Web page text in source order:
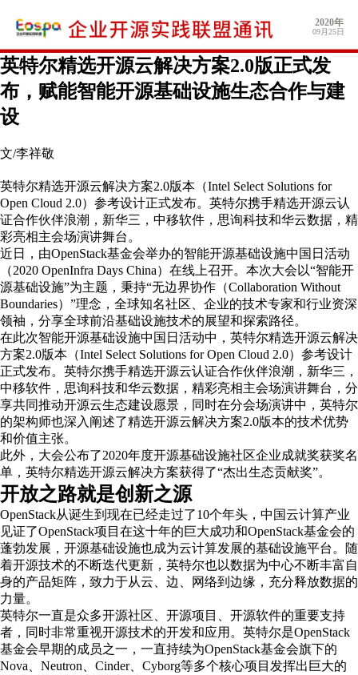
2020年
09月25日
英特尔精选开源云解决方案2.0版正式发
布，赋能智能开源基础设施生态合作与建
设
文/李祥敬
英特尔精选开源云解决方案2.0版本（Intel Select Solutions for
Open Cloud 2.0）参考设计正式发布。英特尔携手精选开源云认
证合作伙伴浪潮，新华三，中移软件，思询科技和华云数据，精
彩亮相主会场演讲舞台。
近日，由OpenStack基金会举办的智能开源基础设施中国日活动
（2020 OpenInfra Days China）在线上召开。本次大会以“智能开
源基础设施”为主题，秉持“无边界协作（Collaboration Without
Boundaries）”理念，全球知名社区、企业的技术专家和行业资深
领袖，分享全球前沿基础设施技术的展望和探索路径。
在此次智能开源基础设施中国日活动中，英特尔精选开源云解决
方案2.0版本（Intel Select Solutions for Open Cloud 2.0）参考设计
正式发布。英特尔携手精选开源云认证合作伙伴浪潮，新华三，
中移软件，思询科技和华云数据，精彩亮相主会场演讲舞台，分
享共同推动开源云生态建设愿景，同时在分会场演讲中，英特尔
的架构师也深入阐述了精选开源云解决方案2.0版本的技术优势
和价值主张。
此外，大会公布了2020年度开源基础设施社区企业成就奖获奖名
单，英特尔精选开源云解决方案获得了“杰出生态贡献奖”。
开放之路就是创新之源
OpenStack从诞生到现在已经走过了10个年头，中国云计算产业
见证了OpenStack项目在这十年的巨大成功和OpenStack基金会的
蓬勃发展，开源基础设施也成为云计算发展的基础设施平台。随
着开源技术的不断迭代更新，英特尔也以数据为中心不断丰富自
身的产品矩阵，致力于从云、边、网络到边缘，充分释放数据的
力量。
英特尔一直是众多开源社区、开源项目、开源软件的重要支持
者，同时非常重视开源技术的开发和应用。英特尔是OpenStack
基金会早期的成员之一，一直持续为OpenStack基金会旗下的
Nova、Neutron、Cinder、Cyborg等多个核心项目发挥出巨大的